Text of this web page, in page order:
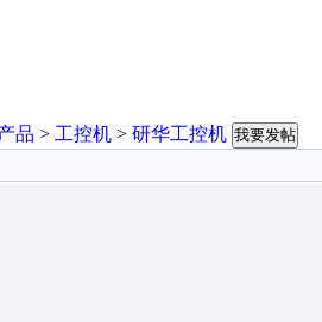
品 > 工控机 > 研华工控机 我要发帖